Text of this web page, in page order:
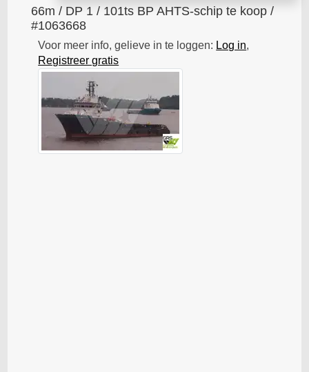
66m / DP 1 / 101ts BP AHTS-schip te koop /
#1063668
Voor meer info, gelieve in te loggen: Log in,
Registreer gratis